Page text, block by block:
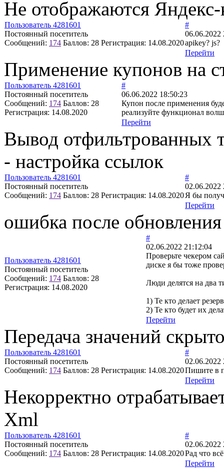
Не отображаются Яндекс-
Пользователь 4281601
Постоянный посетитель
Сообщений: 174 Баллов: 28 Регистрация: 14.08.2020
#
06.06.2022
apikey? js?
Перейти
Применение купонов на
Пользователь 4281601
Постоянный посетитель
Сообщений: 174 Баллов: 28
Регистрация: 14.08.2020
#
06.06.2022 18:50:23
Купон после применения
реализуйте функционал
Перейти
Вывод отфильтрованных
- настройка ссылок
Пользователь 4281601
Постоянный посетитель
Сообщений: 174 Баллов: 28 Регистрация: 14.08.2020
#
02.06.2022
Я бы
Перейти
ошибка после обновления
Пользователь 4281601
Постоянный посетитель
Сообщений: 174 Баллов: 28
Регистрация: 14.08.2020
#
02.06.2022 21:12:04
Проверьте чекером
диске я бы тоже
Люди делятся на два
1) Те кто делает
2) Те кто будет их
Перейти
Передача значений
Пользователь 4281601
Постоянный посетитель
Сообщений: 174 Баллов: 28 Регистрация: 14.08.2020
#
02.06.2022
Пишите в
Перейти
Некорректно
Xml
Пользователь 4281601
Постоянный посетитель
Сообщений: 174 Баллов: 28 Регистрация: 14.08.2020
#
02.06.2022
Рад что
Перейти